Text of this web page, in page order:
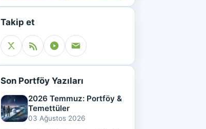
Takip et
Son Portföy Yazıları
2026 Temmuz: Portföy &
Temettüler
03 Ağustos 2026